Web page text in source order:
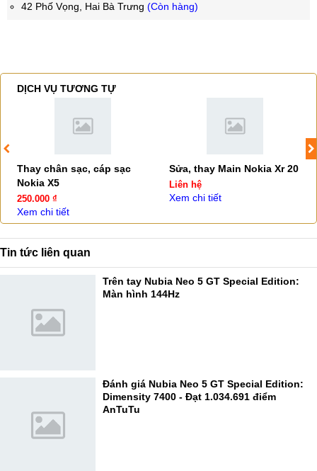
42 Phố Vọng, Hai Bà Trưng (Còn hàng)
DỊCH VỤ TƯƠNG TỰ
Thay chân sạc, cáp sạc
Nokia X5
250.000 ₫
Xem chi tiết
Sửa, thay Main Nokia Xr 20
Liên hệ
Xem chi tiết
Tin tức liên quan
Trên tay Nubia Neo 5 GT Special Edition:
Màn hình 144Hz
Đánh giá Nubia Neo 5 GT Special Edition:
Dimensity 7400 - Đạt 1.034.691 điểm
AnTuTu